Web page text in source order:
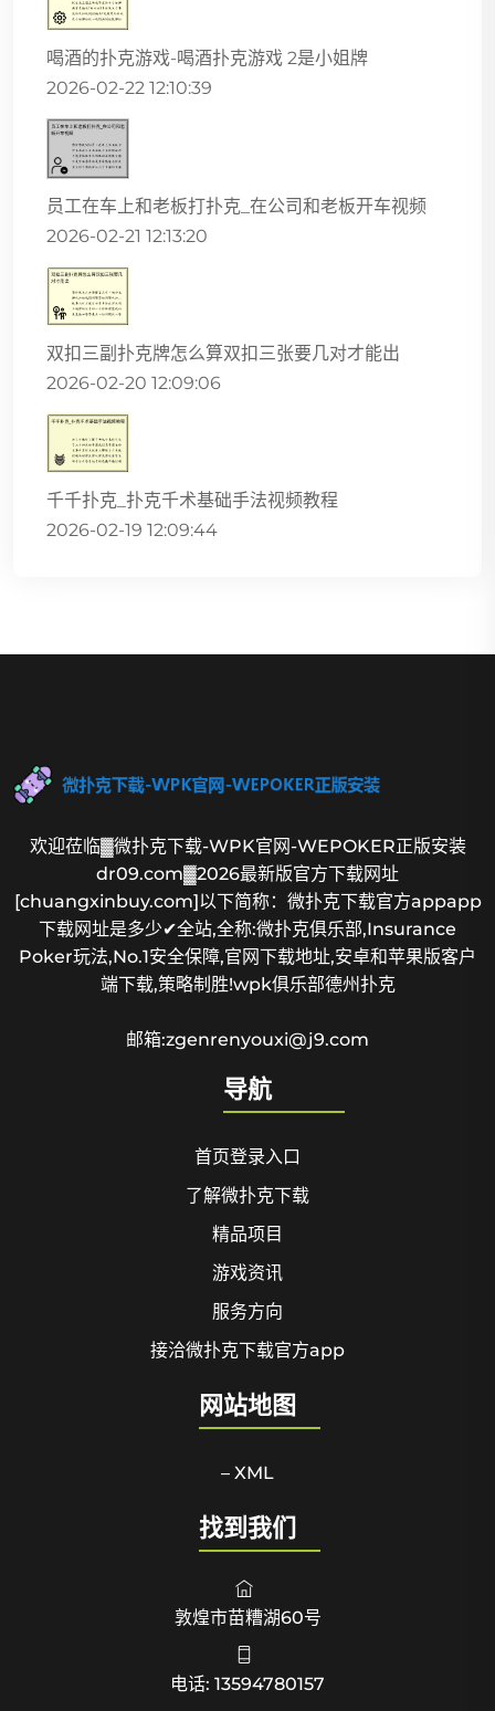
喝酒的扑克游戏-喝酒扑克游戏 2是小姐牌
2026-02-22 12:10:39
员工在车上和老板打扑克_在公司和老板开车视频
2026-02-21 12:13:20
双扣三副扑克牌怎么算双扣三张要几对才能出
2026-02-20 12:09:06
千千扑克_扑克千术基础手法视频教程
2026-02-19 12:09:44
欢迎莅临▓微扑克下载-WPK官网-WEPOKER正版安装
dr09.com▓2026最新版官方下载网址
[chuangxinbuy.com]以下简称：微扑克下载官方appapp
下载网址是多少✔全站,全称:微扑克俱乐部,Insurance
Poker玩法,No.1安全保障,官网下载地址,安卓和苹果版客户
端下载,策略制胜!wpk俱乐部德州扑克
邮箱:zgenrenyouxi@j9.com
导航
首页登录入口
了解微扑克下载
精品项目
游戏资讯
服务方向
接洽微扑克下载官方app
网站地图
– XML
找到我们
敦煌市苗糟湖60号
电话: 13594780157